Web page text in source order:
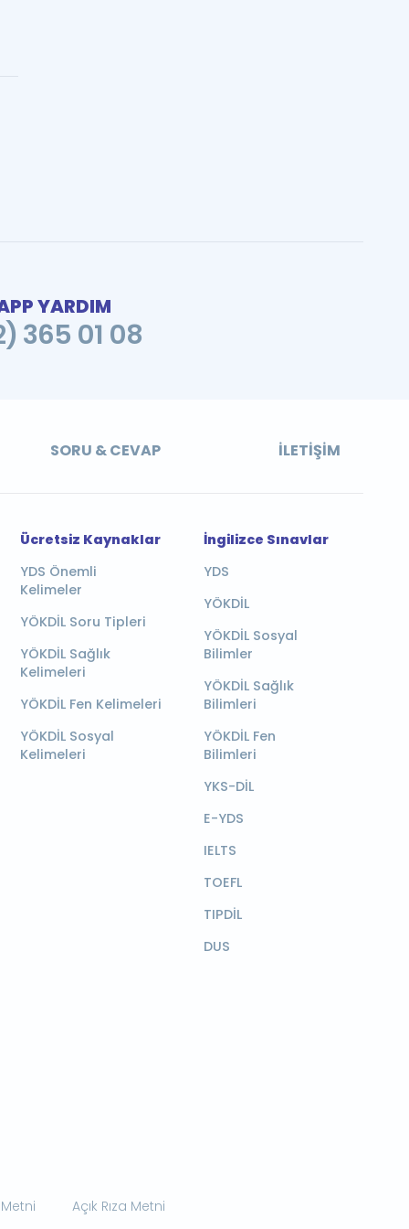
YARDIM
365 01 08
SORU & CEVAP İLETIŞIM
Ücretsiz Kaynaklar
YDS Önemli
Kelimeler
YÖKDİL Soru Tipleri
YÖKDİL Sağlık
Kelimeleri
YÖKDİL Fen Kelimeleri
YÖKDİL Sosyal
Kelimeleri
İngilizce Sınavlar
YDS
YÖKDİL
YÖKDİL Sosyal
Bilimler
YÖKDİL Sağlık
Bilimleri
YÖKDİL Fen
Bilimleri
YKS-DİL
E-YDS
IELTS
TOEFL
TIPDİL
DUS
Açık Rıza Metni